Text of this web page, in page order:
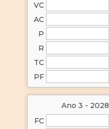
VC
AC
P
R
TC
PF
Ano 3 - 2028
FC